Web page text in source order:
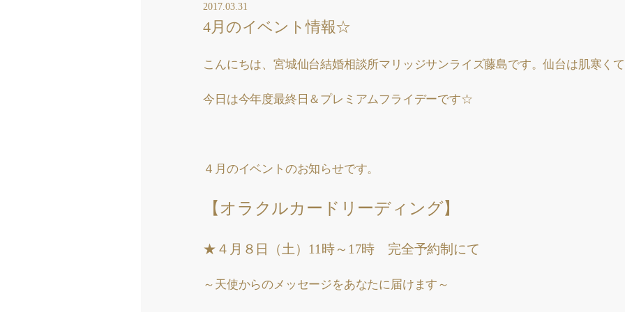
2017.03.31
4月のイベント情報☆
こんにちは、宮城仙台結婚相談所マリッジサンライズ藤島です。仙台は肌寒くて
今日は今年度最終日＆プレミアムフライデーです☆
４月のイベントのお知らせです。
【オラクルカードリーディング】
★４月８日（土）11時～17時 完全予約制にて
～天使からのメッセージをあなたに届けます～